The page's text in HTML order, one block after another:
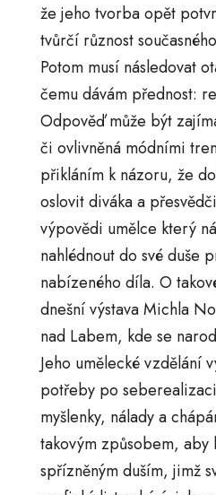
že jeho tvorba opět
tvůrčí různost
Potom musí následovat
čemu dávám přednost:
Odpověď může být
či ovlivněná módními
přikláním k názoru, že
oslovit diváka a
výpovědi umělce který
nahlédnout do své duše
nabízeného díla. O
dnešní výstava Michla
nad Labem, kde se
Jeho umělecké vzdělání
potřeby po
myšlenky, nálady a
takovým způsobem, aby
spřízněným duším, jimž